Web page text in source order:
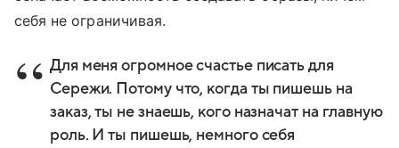
себя не ограничивая.
Для меня огромное счастье писать для
Сережи. Потому что, когда ты пишешь на
заказ, ты не знаешь, кого назначат на главную
роль. И ты пишешь, немного себя